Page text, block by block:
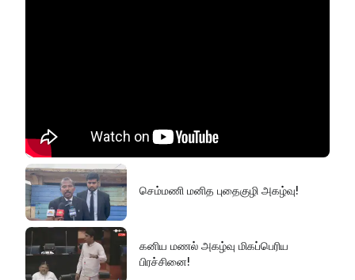
செம்மணி மனித புதைகுழி அகழ்வு!
கனிய மணல் அகழ்வு மிகப்பெரிய
பிரச்சினை!